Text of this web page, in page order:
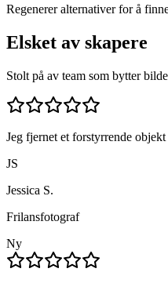
Regenerer alternativer for å
Elsket av skapere
Stolt på av team som bytter
Jeg fjernet et forstyrrende
JS
Jessica S.
Frilansfotograf
Ny